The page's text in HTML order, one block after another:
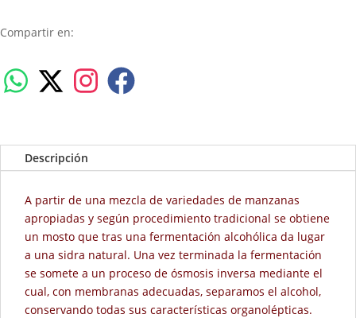
Compartir en:
Descripción
A partir de una mezcla de variedades de manzanas
apropiadas y según procedimiento tradicional se obtiene
un mosto que tras una fermentación alcohólica da lugar
a una sidra natural. Una vez terminada la fermentación
se somete a un proceso de ósmosis inversa mediante el
cual, con membranas adecuadas, separamos el alcohol,
conservando todas sus características organolépticas.